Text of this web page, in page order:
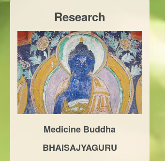
Research
Medicine Buddha
BHAISAJYAGURU